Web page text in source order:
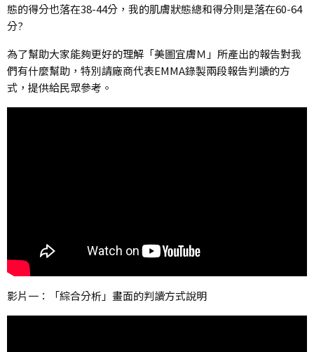
態的得分也落在38-44分，我的肌膚狀態總和得分則是落在60-64
分?
為了幫助大家能夠更好的理解「美圖宜膚Ｍ」所產出的報告對我
們有什麼幫助，特別請廠商代表EMMA錄製兩段報告判讀的方
式，提供給民眾參考。
影片一：「綜合分析」畫面的判讀方式說明